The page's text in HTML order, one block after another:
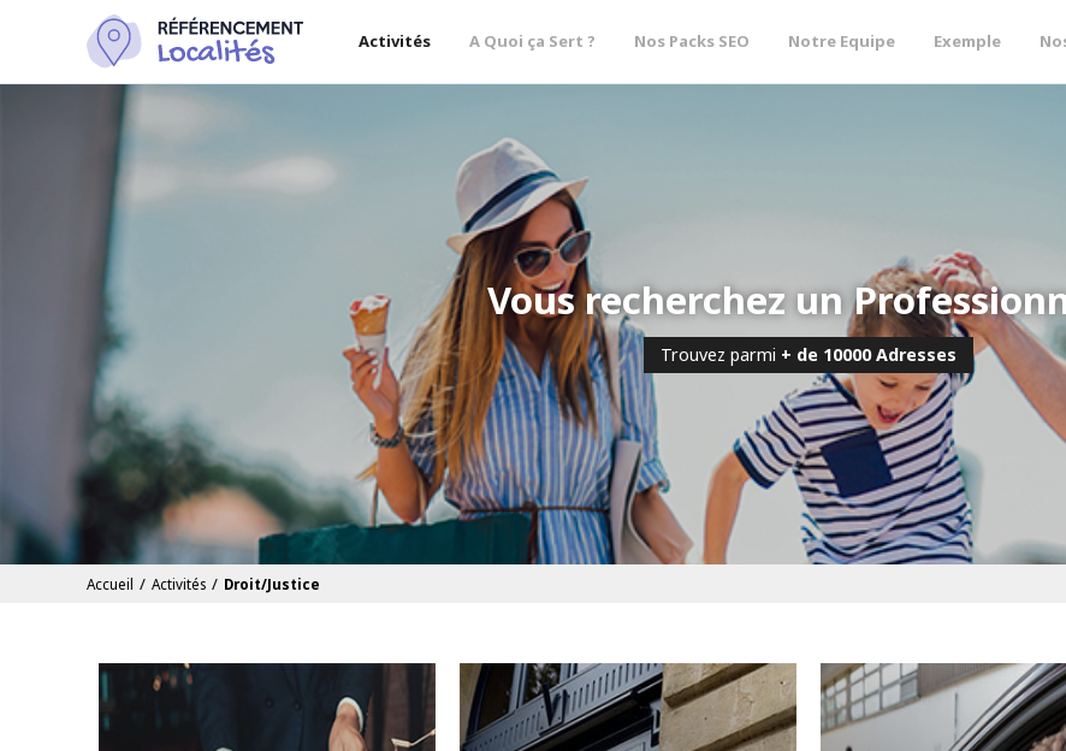
Activités A Quoi ça Sert ? Nos Packs SEO Notre Equipe Exemple
Vous recherchez un
Trouvez parmi + de 10000 Adresses
Accueil / Activités / Droit/Justice